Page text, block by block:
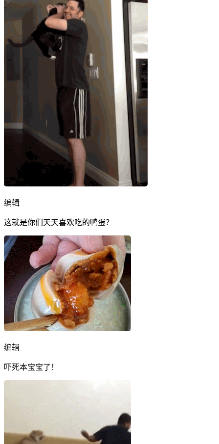
编辑
这就是你们天天喜欢吃的鸭蛋？
编辑
吓死本宝宝了！